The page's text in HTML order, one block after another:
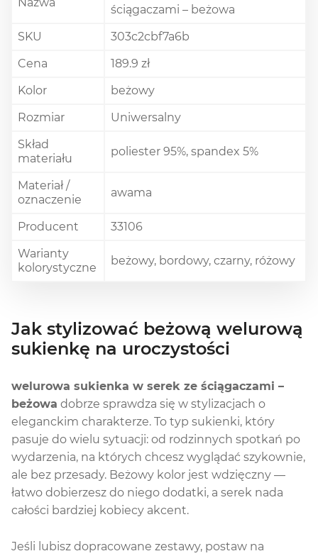
ściągaczami – beżowa
SKU
303c2cbf7a6b
Cena
189.9 zł
Kolor
beżowy
Rozmiar
Uniwersalny
Skład
materiału
poliester 95%, spandex 5%
Materiał /
oznaczenie
awama
Producent
33106
Warianty
kolorystyczne
beżowy, bordowy, czarny, różowy
Jak stylizować beżową welurową
sukienkę na uroczystości
welurowa sukienka w serek ze ściągaczami –
beżowa dobrze sprawdza się w stylizacjach o
eleganckim charakterze. To typ sukienki, który
pasuje do wielu sytuacji: od rodzinnych spotkań po
wydarzenia, na których chcesz wyglądać szykownie,
ale bez przesady. Beżowy kolor jest wdzięczny —
łatwo dobierzesz do niego dodatki, a serek nada
całości bardziej kobiecy akcent.
Jeśli lubisz dopracowane zestawy, postaw na